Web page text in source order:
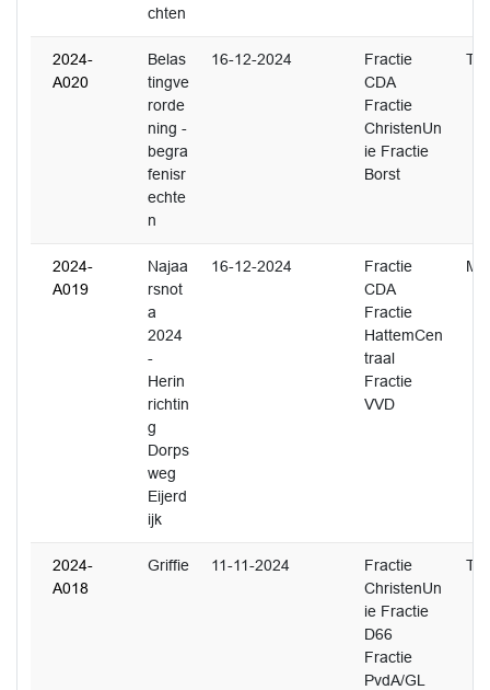
chten
2024-
A020
Belas
tingve
rorde
ning -
begra
fenisr
echte
n
16-12-2024
Fractie
CDA
Fractie
ChristenUn
ie Fractie
Borst
T.
2024-
A019
Najaa
rsnot
a
2024
-
Herin
richtin
g
Dorps
weg
Eijerd
ijk
16-12-2024
Fractie
CDA
Fractie
HattemCen
traal
Fractie
VVD
M.
2024-
A018
Griffie 11-11-2024
Fractie
ChristenUn
ie Fractie
D66
Fractie
PvdA/GL
T.